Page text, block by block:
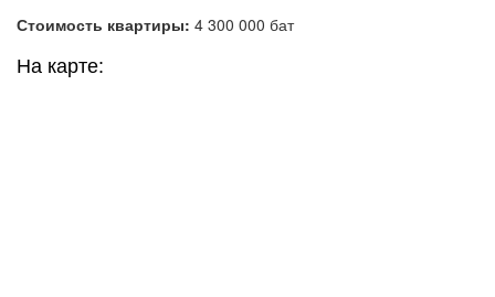
Стоимость квартиры: 4 300 000 бат
На карте: